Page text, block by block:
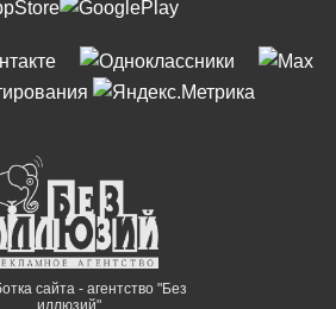
сайта - агентство "Без